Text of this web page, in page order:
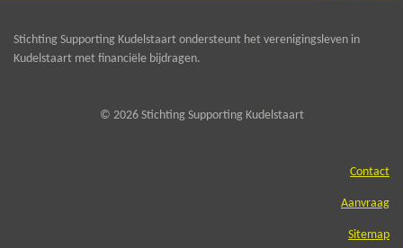
Stichting Supporting Kudelstaart ondersteunt het verenigingsleven in
Kudelstaart met financiële bijdragen.
© 2026 Stichting Supporting Kudelstaart
Contact
Aanvraag
Sitemap